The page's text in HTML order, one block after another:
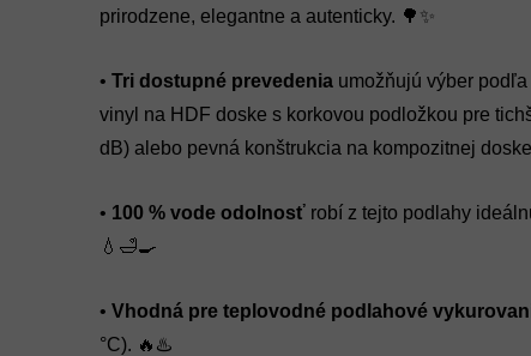
prirodzene, elegantne a autenticky. 🌳✨
• Tri dostupné prevedenia umožňujú výber
vinyl na HDF doske s korkovou podložkou pre
dB) alebo pevná konštrukcia na kompozitnej
• 100 % vode odolnosť robí z tejto podlahy
💧🛁🍳
• Vhodná pre teplovodné podlahové
°C). 🔥♨️